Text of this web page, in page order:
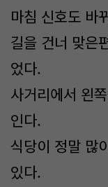
마침 신호도 바
길을 건너 맞은
었다.
사거리에서 왼
인다.
식당이 정말 많
있다.